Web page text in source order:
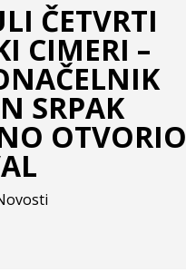
ČETVRTI
CIMERI –
SRPAK
OTVORIO